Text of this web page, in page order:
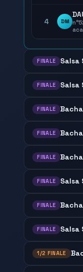
4 DM
FINALE Salsa
FINALE Salsa
FINALE
FINALE
FINALE
FINALE Salsa
FINALE
FINALE Salsa
1/2 FINALE